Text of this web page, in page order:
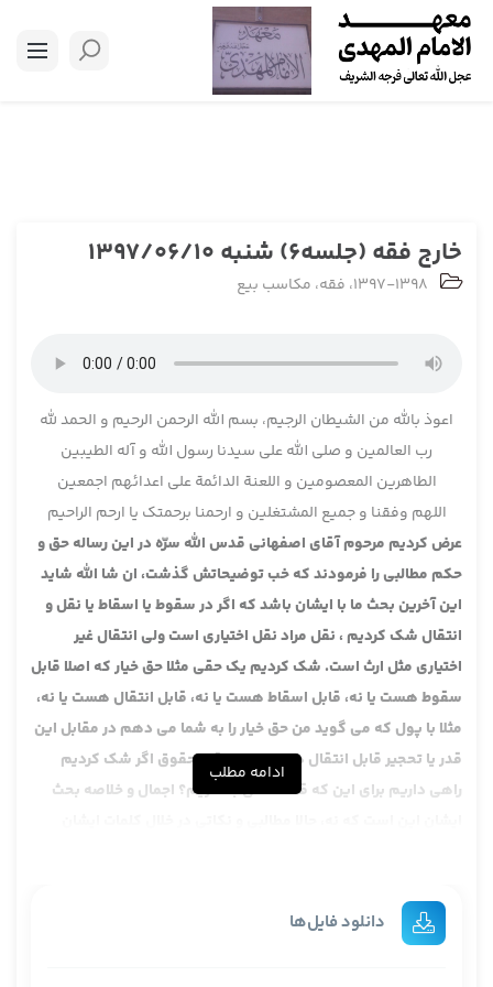
خارج فقه (جلسه6) شنبه 1397/06/10
1397-1398، فقه، مکاسب بیع
اعوذ بالله من الشیطان الرجیم، بسم الله الرحمن الرحیم و الحمد لله
رب العالمین و صلی الله علی سیدنا رسول الله و آله الطیبین
الطاهرین المعصومین و اللعنة الدائمة علی اعدائهم اجمعین
اللهم وفقنا و جمیع المشتغلین و ارحمنا برحمتک یا ارحم الراحیم
عرض کردیم مرحوم آقای اصفهانی قدس الله سرّه در این رساله حق و
حکم مطالبی را فرمودند که خب توضیحاتش گذشت، ان شا الله شاید
این آخرین بحث ما با ایشان باشد که اگر در سقوط یا اسقاط یا نقل و
انتقال شک کردیم ، نقل مراد نقل اختیاری است ولی انتقال غیر
اختیاری مثل ارث است. شک کردیم یک حقی مثلا حق خیار که اصلا قابل
سقوط هست یا نه، قابل اسقاط هست یا نه، قابل انتقال هست یا نه،
مثلا با پول که می گوید من حق خیار را به شما می دهم در مقابل این
قدر یا تحجیر قابل انتقال هست یا نه، بقیه حقوق اگر شک کردیم
راهی داریم برای این که قاعده کلی بگذاریم؟ اجمال و خلاصه بحث
من بیشتر آن نکات را متعرض می شوم. ایشان می فرماید:
بقي الكلام فيما إذا شك في القبول للاسقاط والنقل والانتقال، فإن
ادامه مطلب
دانلود فایل‌ها